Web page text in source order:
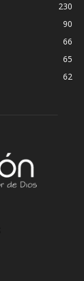
230
90
66
65
62